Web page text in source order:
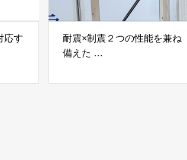
応す
耐震×制震２つの性能を兼ね
備えた
工業株式会社